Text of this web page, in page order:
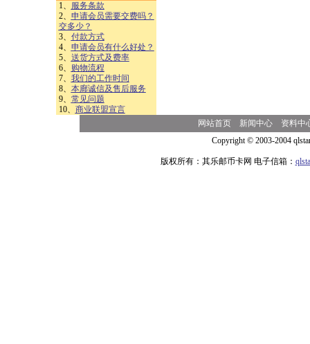
1、
服务条款
2、 申请会员需要交费吗？
交多少？
3、 付款方式
4、 申请会员有什么好处？
5、 送货方式及费率
6、
购物流程
7、 我们的工作时间
8、 本廊诚信及售后服务
9、 常见问题
10、 商业联盟宣言
网站首页 新闻中心
资料中
Copyright © 2003-2004
版权所有：其乐邮币卡网 电子信箱：